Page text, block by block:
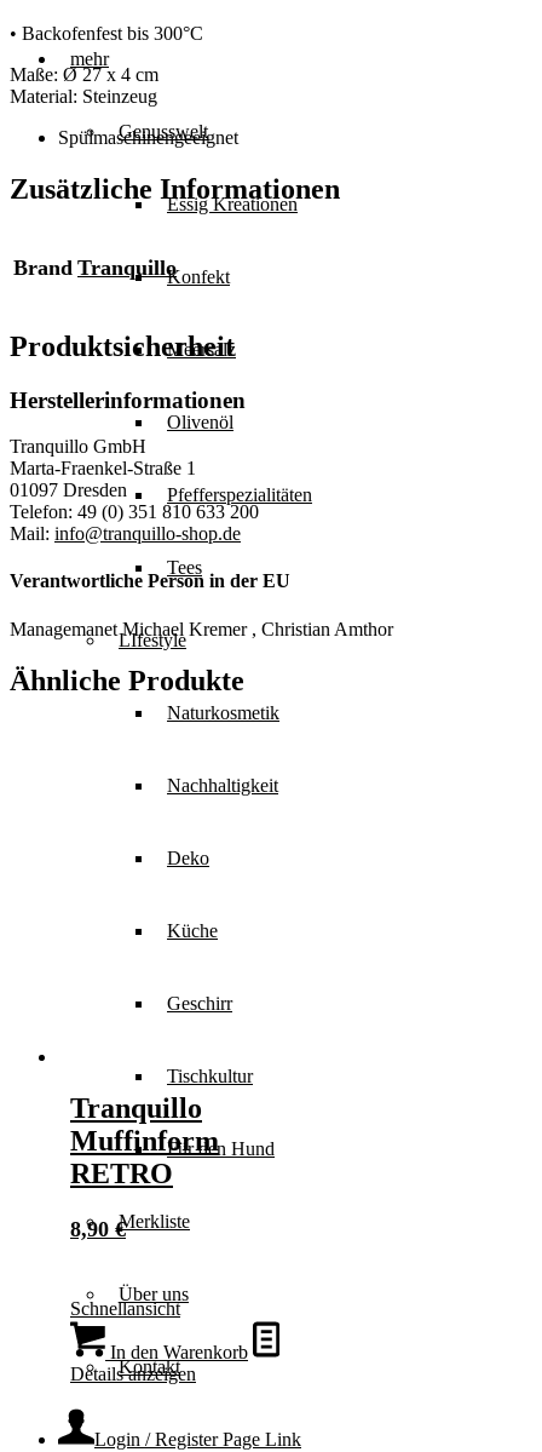
mehr
Genusswelt
Essig Kreationen
Konfekt
Meersalz
Olivenöl
Pfefferspezialitäten
Tees
LIfestyle
Naturkosmetik
Nachhaltigkeit
Deko
Küche
Geschirr
Tischkultur
Für den Hund
Merkliste
Über uns
Kontakt
Login / Register Page Link
• Backofenfest bis 300°C
Maße: Ø 27 x 4 cm
Material: Steinzeug
Spülmaschinengeeignet
Zusätzliche Informationen
Brand Tranquillo
Produktsicherheit
Herstellerinformationen
Tranquillo GmbH
Marta-Fraenkel-Straße 1
01097 Dresden
Telefon: 49 (0) 351 810 633 200
Mail: info@tranquillo-shop.de
Verantwortliche Person in der EU
Managemanet Michael Kremer , Christian Amthor
Ähnliche Produkte
Tranquillo
Muffinform
RETRO
8,90 €
Schnellansicht
In den Warenkorb
Details anzeigen